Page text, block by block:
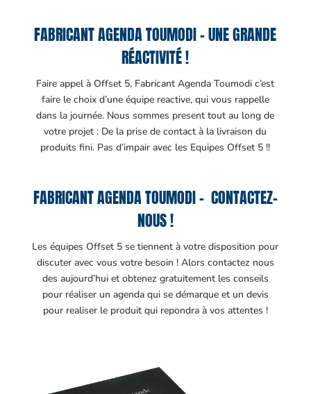
FABRICANT AGENDA TOUMODI – UNE GRANDE
RÉACTIVITÉ !
Faire appel à Offset 5, Fabricant Agenda Toumodi c’est
faire le choix d’une équipe reactive, qui vous rappelle
dans la journée. Nous sommes present tout au long de
votre projet : De la prise de contact à la livraison du
produits fini. Pas d’impair avec les Equipes Offset 5 !!
FABRICANT AGENDA TOUMODI – CONTACTEZ-
NOUS !
Les équipes Offset 5 se tiennent à votre disposition pour
discuter avec vous votre besoin ! Alors contactez nous
des aujourd’hui et obtenez gratuitement les conseils
pour réaliser un agenda qui se démarque et un devis
pour realiser le produit qui repondra à vos attentes !